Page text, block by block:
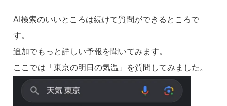
AI検索のいいところは続けて質問ができるところで
す。
追加でもっと詳しい予報を聞いてみます。
ここでは「東京の明日の気温」を質問してみました。